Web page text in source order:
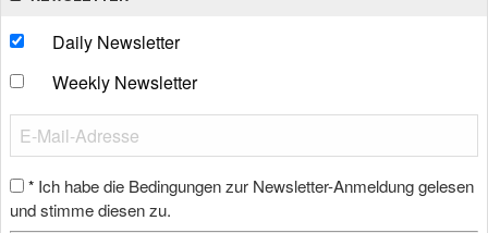
Daily Newsletter
Weekly Newsletter
* Ich habe die Bedingungen zur Newsletter-Anmeldung gelesen
und stimme diesen zu.